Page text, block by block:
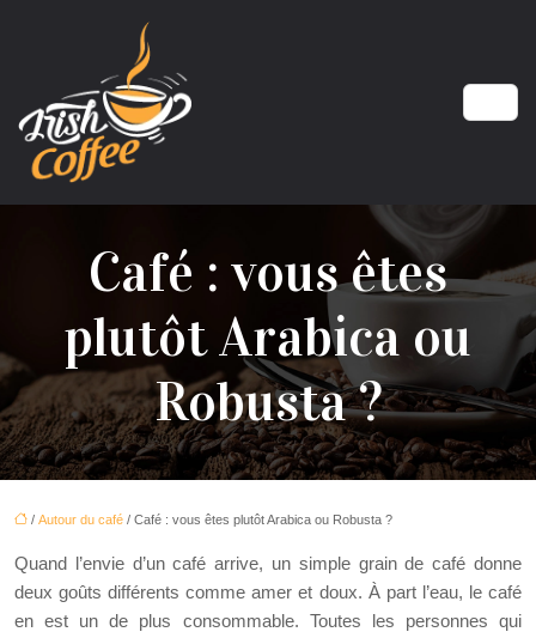
Café : vous êtes
plutôt Arabica ou
Robusta ?
/ Autour du café / Café : vous êtes plutôt Arabica ou Robusta ?
Quand l’envie d’un café arrive, un simple grain de café donne
deux goûts différents comme amer et doux. À part l’eau, le café
en est un de plus consommable. Toutes les personnes qui